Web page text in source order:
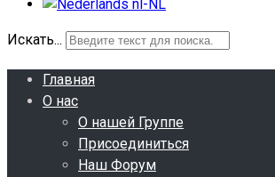
Искать...
Главная
О нас
О нашей Группе
Присоединиться
Наш Форум